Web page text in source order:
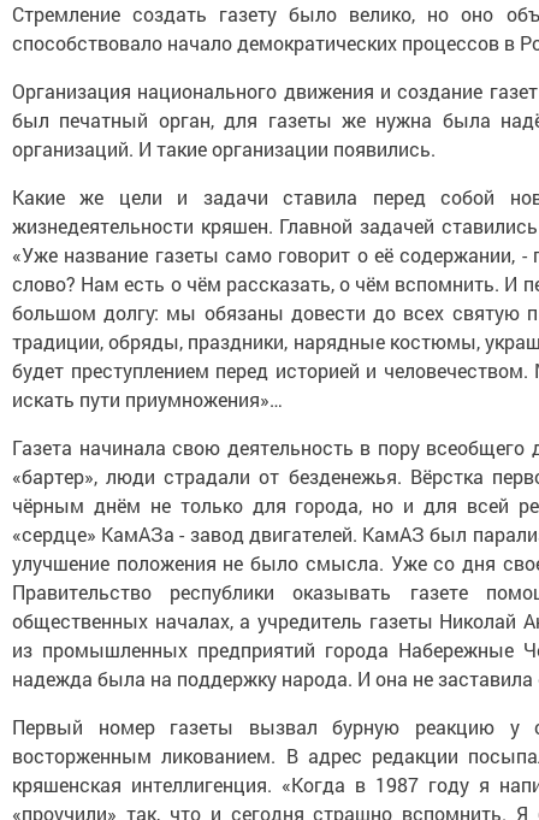
Стремление создать газету было велико, но оно
способствовало начало демократических процессов в
Организация национального движения и создание
был печатный орган, для газеты же нужна была
организаций. И такие организации появились.
Какие же цели и задачи ставила перед собой
жизнедеятельности кряшен. Главной задачей
«Уже название газеты само говорит о её содержании,
слово? Нам есть о чём рассказать, о чём вспомнить.
большом долгу: мы обязаны довести до всех святую
традиции, обряды, праздники, нарядные костюмы,
будет преступлением перед историей и
искать пути приумножения»…
Газета начинала свою деятельность в пору
«бартер», люди страдали от безденежья. Вёрстка
чёрным днём не только для города, но и для всей
«сердце» КамАЗа - завод двигателей. КамАЗ был
улучшение положения не было смысла. Уже со дня
Правительство республики оказывать газете
общественных началах, а учредитель газеты Николай
из промышленных предприятий города Набережные
надежда была на поддержку народа. И она не заставила
Первый номер газеты вызвал бурную реакцию у
восторженным ликованием. В адрес редакции
кряшенская интеллигенция. «Когда в 1987 году я
«проучили» так, что и сегодня страшно вспомнить.